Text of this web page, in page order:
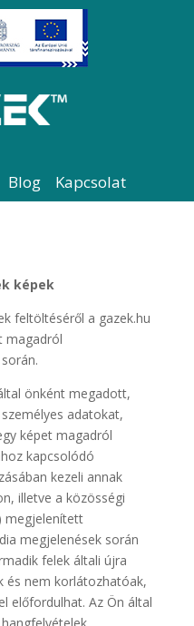
Blog Kapcsolat
képek
feltöltéséről a gazek.hu
magadról
önként megadott,
adatokat,
képet magadról
kapcsolódó
kezeli annak
illetve a közösségi
megjelenített
megjelenések során
felek általi újra
és nem korlátozhatóak,
előfordulhat. Az Ön által